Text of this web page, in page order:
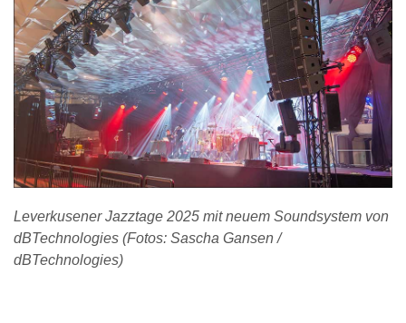
Leverkusener Jazztage 2025 mit neuem Soundsystem von
dBTechnologies (Fotos: Sascha Gansen /
dBTechnologies)